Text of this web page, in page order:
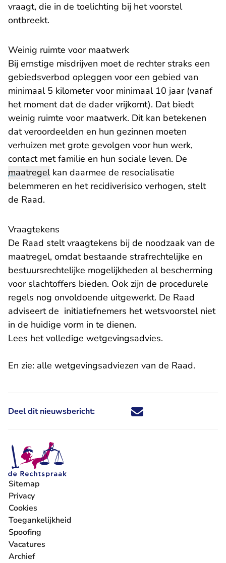
vraagt, die in de toelichting bij het voorstel
ontbreekt.
Weinig ruimte voor maatwerk
Bij ernstige misdrijven moet de rechter straks een
gebiedsverbod opleggen voor een gebied van
minimaal 5 kilometer voor minimaal 10 jaar (vanaf
het moment dat de dader vrijkomt). Dat biedt
weinig ruimte voor maatwerk. Dit kan betekenen
dat veroordeelden en hun gezinnen moeten
verhuizen met grote gevolgen voor hun werk,
contact met familie en hun sociale leven. De
maatregelkan daarmee de resocialisatie
belemmeren en het recidiverisico verhogen, stelt
de Raad.
Vraagtekens
De Raad stelt vraagtekens bij de noodzaak van de
maatregel, omdat bestaande strafrechtelijke en
bestuursrechtelijke mogelijkheden al bescherming
voor slachtoffers bieden. Ook zijn de procedurele
regels nog onvoldoende uitgewerkt. De Raad
adviseert de initiatiefnemers het wetsvoorstel niet
in de huidige vorm in te dienen.
Lees het volledige wetgevingsadvies.
En zie: alle wetgevingsadviezen van de Raad.
Deel dit nieuwsbericht: Deel dit nieuwsbericht via X -
Deel dit nieuwsbericht via
Deel dit nieuwsbericht
Deel dit
Sitemap
Privacy
Cookies
Toegankelijkheid
Spoofing
Vacatures
- U verlaat Rechtspraak.nl
Archief